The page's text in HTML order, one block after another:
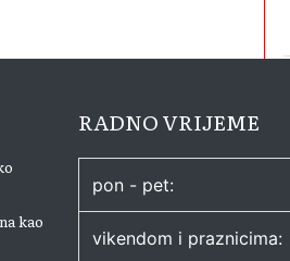
kao
RADNO VRIJEME
pon - pet:
vikendom i praznicima: